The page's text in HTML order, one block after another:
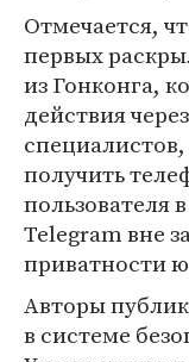
Отмечается,
первых
из Гонконга,
действия
получить
пользователя
Telegram вне
приватности
Авторы
в системе